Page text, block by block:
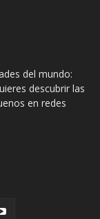
del mundo:
descubrir las
en redes